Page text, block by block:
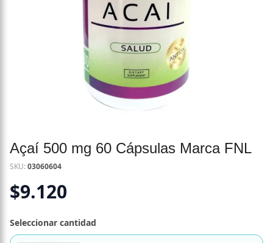
Açaí 500 mg 60 Cápsulas Marca FNL
SKU:03060604
$9.120
Seleccionar cantidad